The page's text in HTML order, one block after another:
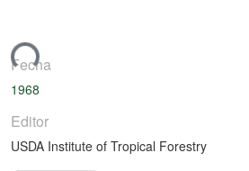
Fecha
1968
Editor
USDA Institute of Tropical Forestry